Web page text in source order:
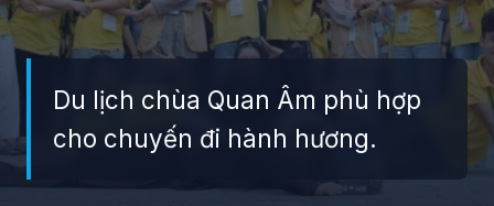
Du lịch chùa Quan Âm phù hợp
cho chuyến đi hành hương.